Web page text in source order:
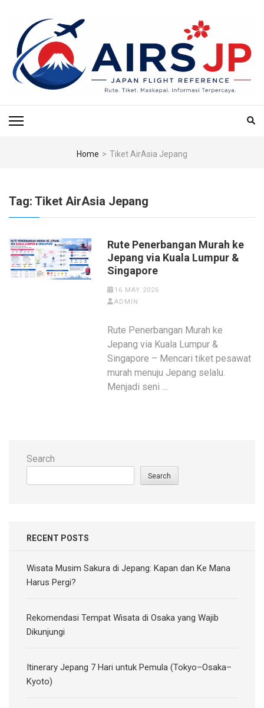
content
(Press
Enter)
AIRS JP – PUSAT
REFERENSI
PENERBANGAN & TIKET
Jepang, Air BnB Jepang,
Home > Tiket AirAsia Jepang
Tag: Tiket AirAsia Jepang
Rute Penerbangan Murah ke
Jepang via Kuala Lumpur &
Singapore
16 MAY 2026
ADMIN
Rute Penerbangan Murah ke
Jepang via Kuala Lumpur &
Singapore – Mencari tiket pesawat
murah menuju Jepang selalu.
Menjadi seni …
Search
Search
RECENT POSTS
Wisata Musim Sakura di Jepang: Kapan dan Ke Mana
Harus Pergi?
Rekomendasi Tempat Wisata di Osaka yang Wajib
Dikunjungi
Itinerary Jepang 7 Hari untuk Pemula (Tokyo–Osaka–
Kyoto)